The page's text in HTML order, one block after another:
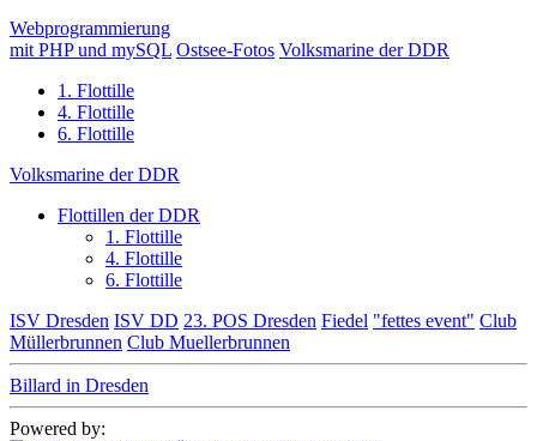
Webprogrammierung
mit PHP und mySQL Ostsee-Fotos Volksmarine der DDR
1. Flottille
4. Flottille
6. Flottille
Volksmarine der DDR
Flottillen der DDR
1. Flottille
4. Flottille
6. Flottille
ISV Dresden ISV DD 23. POS Dresden Fiedel "fettes event" Club
Müllerbrunnen Club Muellerbrunnen
Billard in Dresden
Powered by: